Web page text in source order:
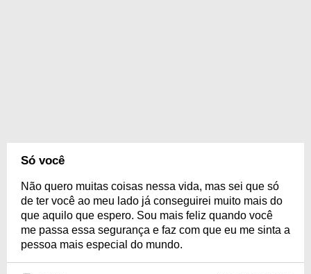
Só você
Não quero muitas coisas nessa vida, mas sei que só
de ter você ao meu lado já conseguirei muito mais do
que aquilo que espero. Sou mais feliz quando você
me passa essa segurança e faz com que eu me sinta a
pessoa mais especial do mundo.